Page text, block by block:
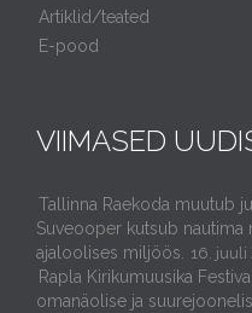
Artiklid/teated
E-pood
VIIMASED
Tallinna Raekoda muutub
Suveooper kutsub nautima
ajaloolises miljöös.
16. juuli
Rapla Kirikumuusika
omanäolise ja